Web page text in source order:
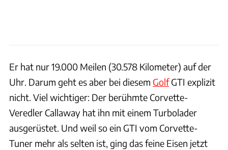
Er hat nur 19.000 Meilen (30.578 Kilometer) auf der
Uhr. Darum geht es aber bei diesem GolfGTI explizit
nicht. Viel wichtiger: Der berühmte Corvette-
Veredler Callaway hat ihn mit einem Turbolader
ausgerüstet. Und weil so ein GTI vom Corvette-
Tuner mehr als selten ist, ging das feine Eisen jetzt